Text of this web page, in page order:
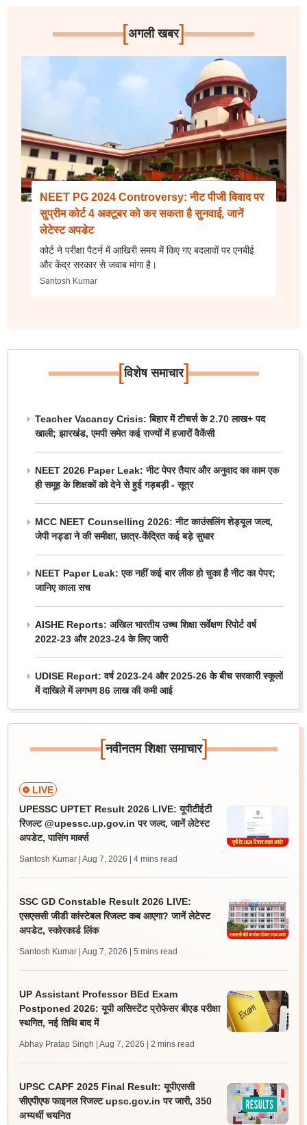
[अगली खबर]
NEET PG 2024 Controversy: नीट पीजी विवाद पर
सुप्रीम कोर्ट 4 अक्टूबर को कर सकता है सुनवाई, जानें
लेटेस्ट अपडेट
कोर्ट ने परीक्षा पैटर्न में आखिरी समय में किए गए बदलावों पर एनबीई
और केंद्र सरकार से जवाब मांगा है।
Santosh Kumar
[विशेष समाचार]
Teacher Vacancy Crisis: बिहार में टीचर्स के 2.70 लाख+ पद
खाली; झारखंड, एमपी समेत कई राज्यों में हजारों वैकेंसी
NEET 2026 Paper Leak: नीट पेपर तैयार और अनुवाद का काम एक
ही समूह के शिक्षकों को देने से हुई गड़बड़ी - सूत्र
MCC NEET Counselling 2026: नीट काउंसलिंग शेड्यूल जल्द,
जेपी नड्डा ने की समीक्षा, छात्र-केंद्रित कई बड़े सुधार
NEET Paper Leak: एक नहीं कई बार लीक हो चुका है नीट का पेपर;
जानिए काला सच
AISHE Reports: अखिल भारतीय उच्च शिक्षा सर्वेक्षण रिपोर्ट वर्ष
2022-23 और 2023-24 के लिए जारी
UDISE Report: वर्ष 2023-24 और 2025-26 के बीच सरकारी स्कूलों
में दाखिले में लगभग 86 लाख की कमी आई
[नवीनतम शिक्षा समाचार]
LIVE
UPESSC UPTET Result 2026 LIVE: यूपीटीईटी
रिजल्ट @upessc.up.gov.in पर जल्द, जानें लेटेस्ट
अपडेट, पासिंग मार्क्स
Santosh Kumar | Aug 7, 2026 | 4 mins read
SSC GD Constable Result 2026 LIVE:
एसएससी जीडी कांस्टेबल रिजल्ट कब आएगा? जानें लेटेस्ट
अपडेट, स्कोरकार्ड लिंक
Santosh Kumar | Aug 7, 2026 | 5 mins read
UP Assistant Professor BEd Exam
Postponed 2026: यूपी असिस्टेंट प्रोफेसर बीएड परीक्षा
स्थगित, नई तिथि बाद में
Abhay Pratap Singh | Aug 7, 2026 | 2 mins read
UPSC CAPF 2025 Final Result: यूपीएससी
सीएपीएफ फाइनल रिजल्ट upsc.gov.in पर जारी, 350
अभ्यर्थी चयनित